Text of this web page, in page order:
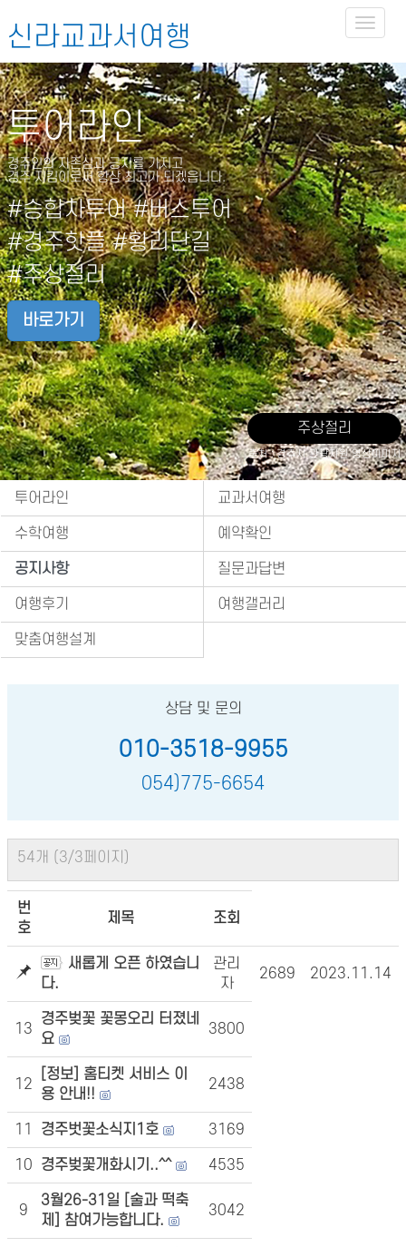
Toggle
신라교과서여행
투어라인
경주인의 자존심과 긍지를 가지고
경주 지킴이로써 항상 최고가 되겠읍니다.
#승합차투어 #버스투어
#경주핫플 #황리단길
#주상절리
바로가기
주상절리
출처 : 경주시 관광자원 영상이미지
투어라인 교과서여행
수학여행 예약확인
공지사항 질문과답변
여행후기 여행갤러리
맞춤여행설계
상담 및 문의
010-3518-9955
054)775-6654
54개 (3/3페이지)
번
호
제목 조회
새롭게 오픈 하였습니
다.
관리
자
2689 2023.11.14
13
경주벚꽃 꽃몽오리 터졌네
요
3800
12
[정보] 홈티켓 서비스 이
용 안내!!
2438
11 경주벗꽃소식지1호 3169
10 경주벚꽃개화시기..^^ 4535
9
3월26-31일 [술과 떡축
제] 참여가능합니다.
3042